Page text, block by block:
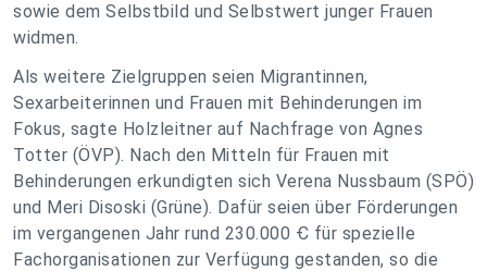
sowie dem Selbstbild und Selbstwert junger Frauen
widmen.
Als weitere Zielgruppen seien Migrantinnen,
Sexarbeiterinnen und Frauen mit Behinderungen im
Fokus, sagte Holzleitner auf Nachfrage von Agnes
Totter (ÖVP). Nach den Mitteln für Frauen mit
Behinderungen erkundigten sich Verena Nussbaum (SPÖ)
und Meri Disoski (Grüne). Dafür seien über Förderungen
im vergangenen Jahr rund 230.000 Ꞓ für spezielle
Fachorganisationen zur Verfügung gestanden, so die